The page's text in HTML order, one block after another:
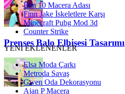
Prenses Balo Elbisesi Tasarımı
Ben 10 Macera Adası
Finn Jake İskeletlere Karşı
Minecraft Pubg Mod 3d
Counter Strike
YENİ EKLENENLER
Elsa Moda Çarkı
Metroda Savaş
Gwen Oda Dekorasyonu
Ajan P Macera